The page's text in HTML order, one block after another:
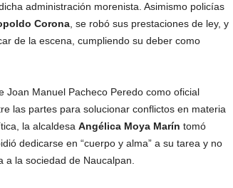
administración morenista. Asimismo policías
Corona, se robó sus prestaciones de ley, y
de la escena, cumpliendo su deber como
Joan Manuel Pacheco Peredo como oficial
las partes para solucionar conflictos en materia
la alcaldesa Angélica Moya Marín tomó
dedicarse en “cuerpo y alma” a su tarea y no
la sociedad de Naucalpan.